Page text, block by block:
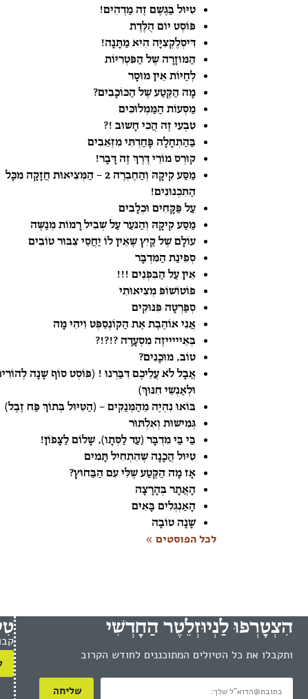
טִיּוּל בַּגֶּשֶׁם זֶה מַדְהִים!
פּוֹסְט יוֹם הֻלֶּדֶת
דִּיסְלֶקְצִיָּה הִיא מַתָּנָה!
הַמּוּזָרָה שֶׁל הַפִּטְרִיּוֹת
לְחַיּוֹת אֵין מוּסָר
מָה הַקֶּטַע שֶׁל הַכּוֹכָבִים?
מַסְּעוֹת הַמַּמְלוּכִּים
טִבְעִי זֶה הֲכִי חָשׁוּב !?
בַּהַתְחָלָה פָּחַדְתִּי מִזְּאֵבִים
קוּרְס מוֹרֵי דֶּרֶךְ זֶה דָּבָר!
מַסַּע קִיקָהּ וְהַחֶבְרֶה 2 – הַמְּצִיאוּת חֲזָקָה מִכָּל
הַתִּכְנוּנִים!
עַל פַּקָּחִים וּכְלָבִים
מַסַּע קִיקָהּ וְהַנֹּעַר עַל שְׁבִיל רָמוֹת מְנַשֶּׁה
עוֹלָם שֶׁל קַיִץ שֶׁאֵין לוֹ יַחֲסֵי צִבּוּר טוֹבִים
סְפִינַת הַמִּדְבָּר
אֵין עַל הַבִּפְנִים !!!
פוֹטוֹשׁוֹפּ מְצִיאוּתִי
סְפַּרְטָה פִּנּוּקִים
אֲנִי אוֹהֶבֶת אֶת הַקוֹנְסֵפְּט וִיהִי מָה
בְּאֵיייייזֶה מִסְעָדָה ?!?!?
טוֹב, מוּכָנִים?
אֲבָל לֹא עֲלֵיכֶם דִּבַּרְנוּ ! (פּוֹסְט סוֹף שָׁנָה
וּלְאַנְשֵׁי חִנּוּךְ)
בּוֹאוּ נִהְיֶה מֵהַמְּנַקִּים – (הַטִּיּוּל בְּתוֹךְ פַּח זֶבֶל)
גְּמִישׁוּת וְאִלְתּוּר
בַּי בַּי מִדְבָּר (עַד לַסְּתָו), שָׁלוֹם לַצָּפוֹן!
טִיּוּל הֲכָנָה שֶׁהִתְחִיל תָּמִים
אָז מָה הַקֶּטַע שֶׁלִּי עִם הַבַּחוּץ?
הָאֲתָר בְּהָרָצָה
הָאַנְגְּלִים בָּאִים
שָׁנָה טוֹבָה
לכל הפוסטים »
הִצְטָרְפוּ לַנְיוּזְלֵטֶר הַחָדְשִׁי
ותקבלו את כל הטיולים המתוכננים לחודש הקרוב
שליחה